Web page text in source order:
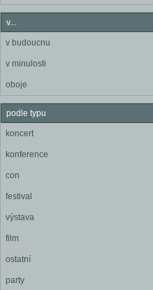
v...
v budoucnu
v minulosti
oboje
podle typu
koncert
konference
con
festival
výstava
film
ostatní
party